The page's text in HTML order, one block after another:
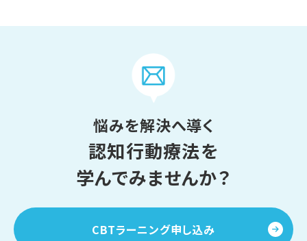
悩みを解決へ導く
認知行動療法を
学んでみませんか？
CBTラーニング申し込み